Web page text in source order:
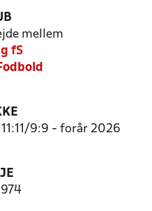
mellem
fS
9:9 - forår 2026